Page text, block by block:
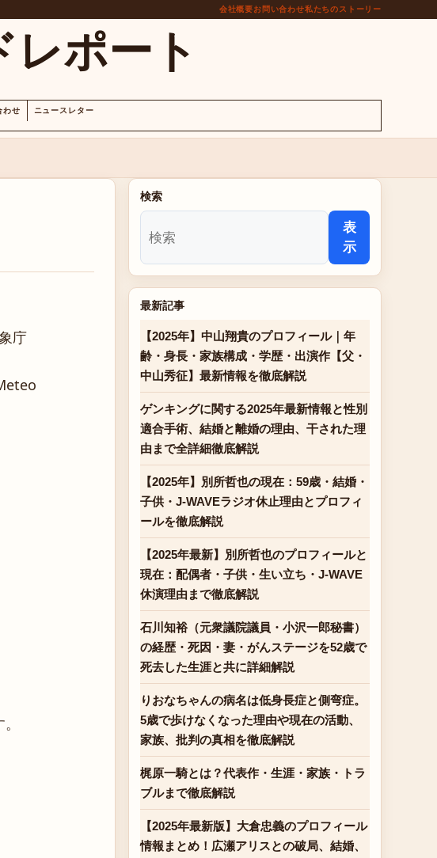
会社概要お問い合わせ私たちのストーリー
ポート
わせ ニュースレター
庁
検索
表
示
最新記事
【2025年】中山翔貴のプロフィール｜年
齢・身長・家族構成・学歴・出演作【父・
中山秀征】最新情報を徹底解説
ゲンキングに関する2025年最新情報と性別
適合手術、結婚と離婚の理由、干された理
由まで全詳細徹底解説
【2025年】別所哲也の現在：59歳・結婚・
子供・J-WAVEラジオ休止理由とプロフィ
ールを徹底解説
【2025年最新】別所哲也のプロフィールと
現在：配偶者・子供・生い立ち・J-WAVE
休演理由まで徹底解説
石川知裕（元衆議院議員・小沢一郎秘書）
の経歴・死因・妻・がんステージを52歳で
死去した生涯と共に詳細解説
りおなちゃんの病名は低身長症と側弯症。
5歳で歩けなくなった理由や現在の活動、
家族、批判の真相を徹底解説
梶原一騎とは？代表作・生涯・家族・トラ
ブルまで徹底解説
【2025年最新版】大倉忠義のプロフィール
情報まとめ！広瀬アリスとの破局、結婚、